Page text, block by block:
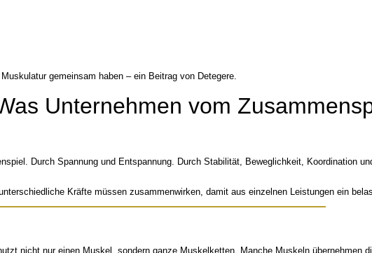
Unternehmen vom
Durch Spannung und Entspannung. Durch Stabilität, Beweglichkeit, Koordination
Kräfte müssen zusammenwirken, damit aus einzelnen Leistungen ein
nicht nur einen Muskel, sondern ganze Muskelketten. Manche Muskeln übernehmen